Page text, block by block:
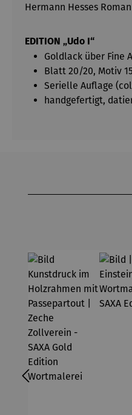
Hermann Hesses
EDITION „Udo I“
Goldlack über Fine
Blatt 20/20, Motiv
Serielle Auflage
handgefertigt,